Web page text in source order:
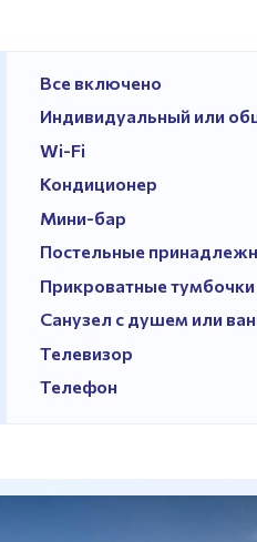
Все включено
Индивидуальный или
Wi-Fi
Кондиционер
Мини-бар
Постельные
Прикроватные тумбочки
Санузел с душем или
Телевизор
Телефон